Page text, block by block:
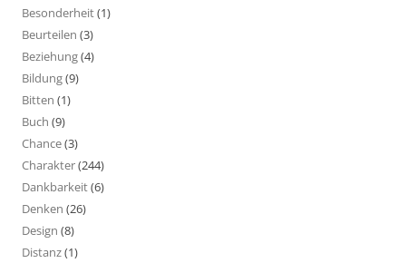
Besonderheit(1)
Beurteilen (3)
Beziehung(4)
Bildung(9)
Bitten (1)
Buch (9)
Chance(3)
Charakter(244)
Dankbarkeit(6)
Denken (26)
Design (8)
Distanz(1)